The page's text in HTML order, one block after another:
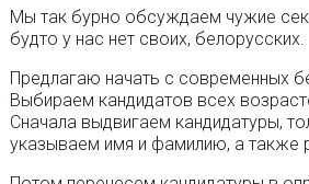
Мы так бурно обсуждаем чужие
будто у нас нет своих, белорусских.
Предлагаю начать с современных
Выбираем кандидатов всех
Сначала выдвигаем кандидатуры,
указываем имя и фамилию, а также